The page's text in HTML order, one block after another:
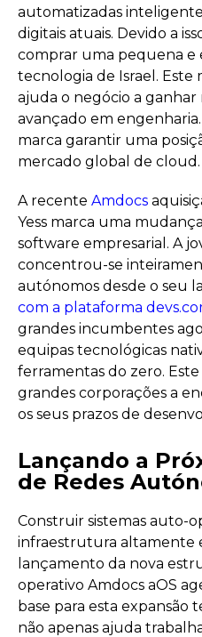
automatizadas
digitais atuais. Devido a
comprar uma pequena e
tecnologia de Israel.
ajuda o negócio a
avançado em
marca garantir uma
mercado global de cloud.
A recente Amdocs
Yess marca uma
software empresarial. A
concentrou-se
autónomos desde o seu
com a plataforma
grandes incumbentes
equipas tecnológicas
ferramentas do zero.
grandes corporações a
os seus prazos de
Lançando a
de Redes
Construir sistemas auto-
infraestrutura altamente
lançamento da nova
operativo Amdocs aOS
base para esta expansão
não apenas ajuda